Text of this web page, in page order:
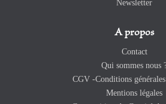
Newsletter
A propos
Contact
Qui sommes nous
CGV -Conditions
Mentions légales